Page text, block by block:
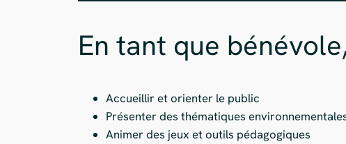
En tant que
Accueillir et orienter le public
Présenter des thématiques
Animer des jeux et outils pédagogiques